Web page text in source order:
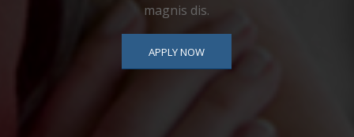
magnis dis.
APPLY NOW